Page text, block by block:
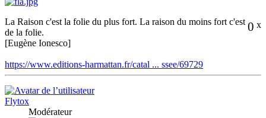
0 x
La Raison c'est la folie du plus fort. La raison du moins fort c'est
de la folie.
[Eugène Ionesco]
https://www.editions-harmattan.fr/catal ... ssee/69729
Flytox
Modérateur